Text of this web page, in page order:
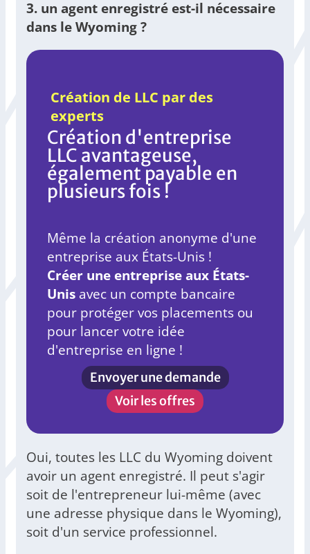
3. un agent enregistré est-il nécessaire
dans le Wyoming ?
Création de LLC par des
experts
Création d'entreprise
LLC avantageuse,
également payable en
plusieurs fois !
Même la création anonyme d'une
entreprise aux États-Unis !
Créer une entreprise aux États-
Unis avec un compte bancaire
pour protéger vos placements ou
pour lancer votre idée
d'entreprise en ligne !
Envoyer une demande
Voir les offres
Oui, toutes les LLC du Wyoming doivent
avoir un agent enregistré. Il peut s'agir
soit de l'entrepreneur lui-même (avec
une adresse physique dans le Wyoming),
soit d'un service professionnel.